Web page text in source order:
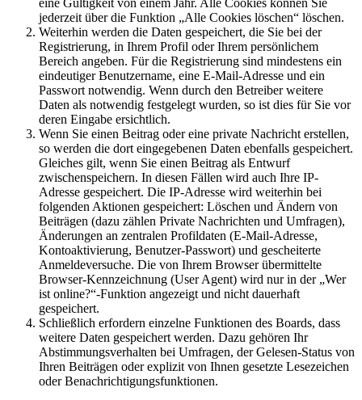
jederzeit über die Funktion „Alle Cookies löschen“ löschen.
Weiterhin werden die Daten gespeichert, die Sie bei der
Registrierung, in Ihrem Profil oder Ihrem persönlichem
Bereich angeben. Für die Registrierung sind mindestens ein
eindeutiger Benutzername, eine E-Mail-Adresse und ein
Passwort notwendig. Wenn durch den Betreiber weitere
Daten als notwendig festgelegt wurden, so ist dies für Sie vor
deren Eingabe ersichtlich.
Wenn Sie einen Beitrag oder eine private Nachricht erstellen,
so werden die dort eingegebenen Daten ebenfalls gespeichert.
Gleiches gilt, wenn Sie einen Beitrag als Entwurf
zwischenspeichern. In diesen Fällen wird auch Ihre IP-
Adresse gespeichert. Die IP-Adresse wird weiterhin bei
folgenden Aktionen gespeichert: Löschen und Ändern von
Beiträgen (dazu zählen Private Nachrichten und Umfragen),
Änderungen an zentralen Profildaten (E-Mail-Adresse,
Kontoaktivierung, Benutzer-Passwort) und gescheiterte
Anmeldeversuche. Die von Ihrem Browser übermittelte
Browser-Kennzeichnung (User Agent) wird nur in der „Wer
ist online?“-Funktion angezeigt und nicht dauerhaft
gespeichert.
Schließlich erfordern einzelne Funktionen des Boards, dass
weitere Daten gespeichert werden. Dazu gehören Ihr
Abstimmungsverhalten bei Umfragen, der Gelesen-Status von
Ihren Beiträgen oder explizit von Ihnen gesetzte Lesezeichen
oder Benachrichtigungsfunktionen.